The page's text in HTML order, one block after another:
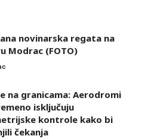
novinarska regata na
Modrac (FOTO)
na granicama: Aerodromi
isključuju
kontrole kako bi
čekanja